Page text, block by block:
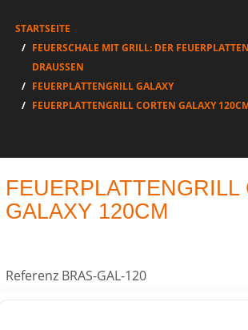
STARTSEITE
FEUERSCHALE MIT GRILL: DER
DRAUSSEN
FEUERPLATTENGRILL GALAXY
FEUERPLATTENGRILL CORTEN GALAXY
FEUERPLATTENGRILL
GALAXY 120CM
Referenz BRAS-GAL-120